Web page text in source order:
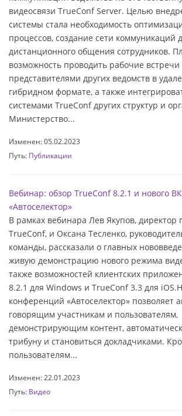
видеосвязи TrueConf Server. Целью
системы стала необходимость
процессов, создание сети коммуникаций
дистанционного общения сотрудников.
возможность проводить рабочие
представителями других ведомств в
гибридном формате, а также
системами TrueConf других структур и
Министерство...
Изменен: 05.02.2023
Путь: Публикации
Вебинар: обзор TrueConf 8.2.1 и нового
«‎Автоселектор»
В рамках вебинара Лев Якупов, директор
TrueConf, и Оксана Тесленко,
команды, рассказали о главных
живую демонстрацию нового режима
также возможностей клиентских
8.2.1 для Windows и TrueConf 3.3 для
конференций «Автоселектор» позволяет
говорящим участникам и пользователям,
демонстрирующим контент,
трибуну и становиться докладчиками.
пользователям...
Изменен: 22.01.2023
Путь: Видео